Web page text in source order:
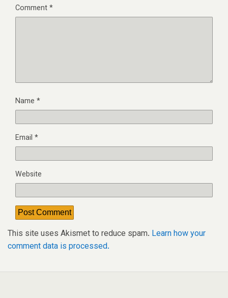
Comment*
Name *
Email *
Website
This site uses Akismet to reduce spam. Learn how your
comment data is processed.